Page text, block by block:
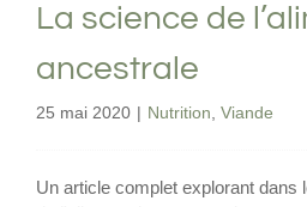
La science de
ancestrale
25 mai 2020 | Nutrition, Viande
Un article complet explorant dans